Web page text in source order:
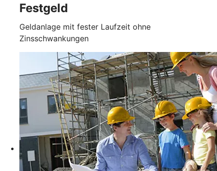
Festgeld
Geldanlage mit fester Laufzeit ohne
Zinsschwankungen